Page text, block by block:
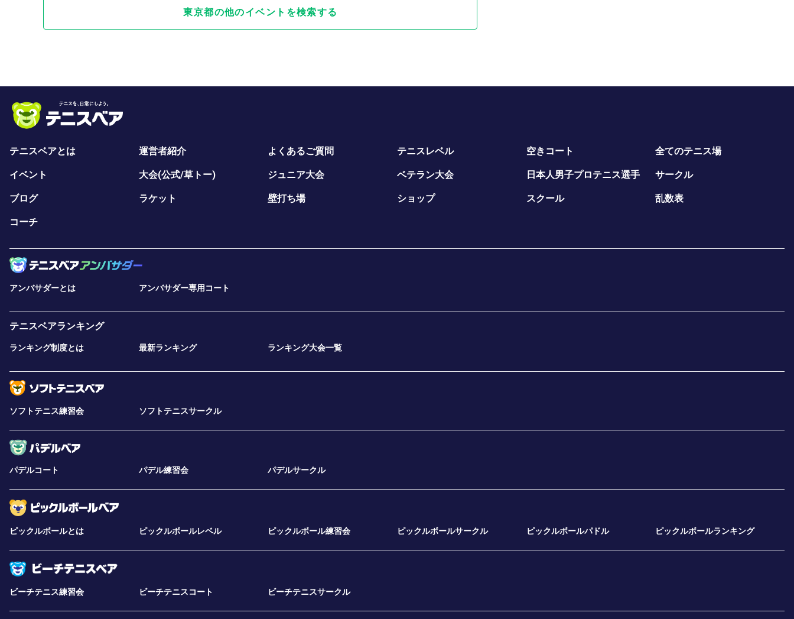
東京都の他のイベントを検索する
テニスベアとは 運営者紹介 よくあるご質問 テニスレベル 空きコート 全てのテニス場
イベント 大会(公式/草トー) ジュニア大会 ベテラン大会 日本人男子プロテニス選手 サークル
ブログ ラケット 壁打ち場 ショップ スクール 乱数表
コーチ
アンバサダーとは アンバサダー専用コート
テニスベアランキング
ランキング制度とは 最新ランキング ランキング大会一覧
ソフトテニス練習会 ソフトテニスサークル
パデルコート パデル練習会 パデルサークル
ピックルボールとは ピックルボールレベル ピックルボール練習会 ピックルボールサークル ピックルボールパドル ピックルボールランキング
ビーチテニス練習会 ビーチテニスコート ビーチテニスサークル